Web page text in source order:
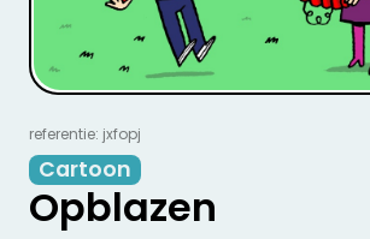
referentie: jxfopj
Cartoon
Opblazen